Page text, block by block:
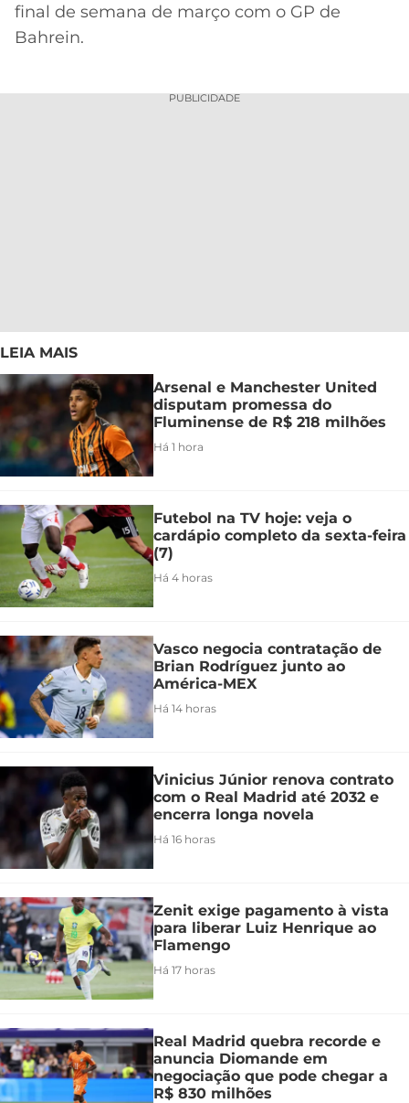
final de semana de março com o GP de
Bahrein.
PUBLICIDADE
LEIA MAIS
Arsenal e Manchester United
disputam promessa do
Fluminense de R$ 218 milhões
Há 1 hora
Futebol na TV hoje: veja o
cardápio completo da sexta-feira
(7)
Há 4 horas
Vasco negocia contratação de
Brian Rodríguez junto ao
América-MEX
Há 14 horas
Vinicius Júnior renova contrato
com o Real Madrid até 2032 e
encerra longa novela
Há 16 horas
Zenit exige pagamento à vista
para liberar Luiz Henrique ao
Flamengo
Há 17 horas
Real Madrid quebra recorde e
anuncia Diomande em
negociação que pode chegar a
R$ 830 milhões